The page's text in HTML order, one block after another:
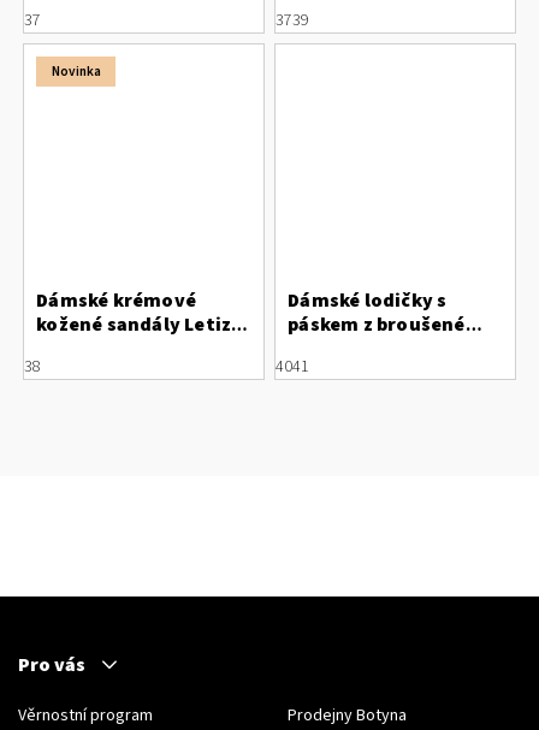
37 3739
Novinka
Dámské krémové
kožené sandály Letizia
šněrováním
38
Dámské lodičky s
páskem z broušené
4041
Pro vás
Věrnostní program
Prodejny Botyna